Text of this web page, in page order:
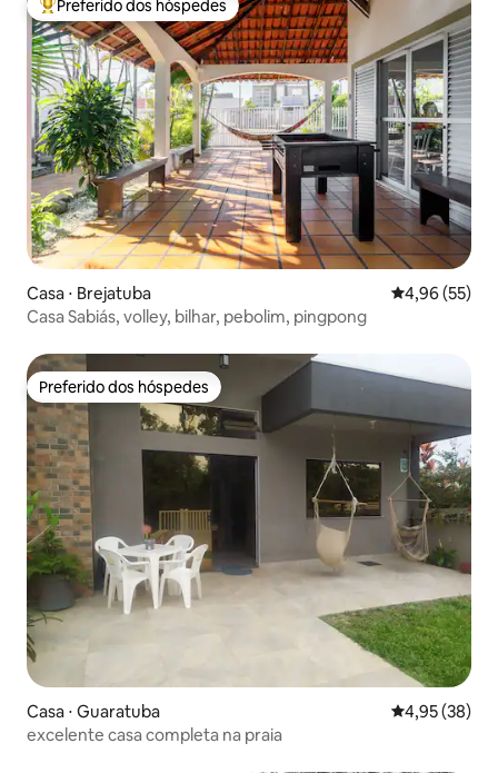
Entre os melhores preferidos dos hóspedes
Preferido dos hóspedes
Casa ⋅ Brejatuba 4,96 de uma
4,96 (55)
Casa Sabiás, volley, bilhar, pebolim, pingpong
Preferido dos hóspedes
Preferido dos hóspedes
Casa ⋅ Guaratuba 4,95 de uma
4,95 (38)
excelente casa completa na praia